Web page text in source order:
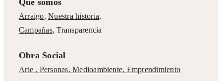
Qué somos
Arraigo,Nuestra historia,
Campañas, Transparencia
Obra Social
Arte , Personas,Medioambiente, Emprendimiento